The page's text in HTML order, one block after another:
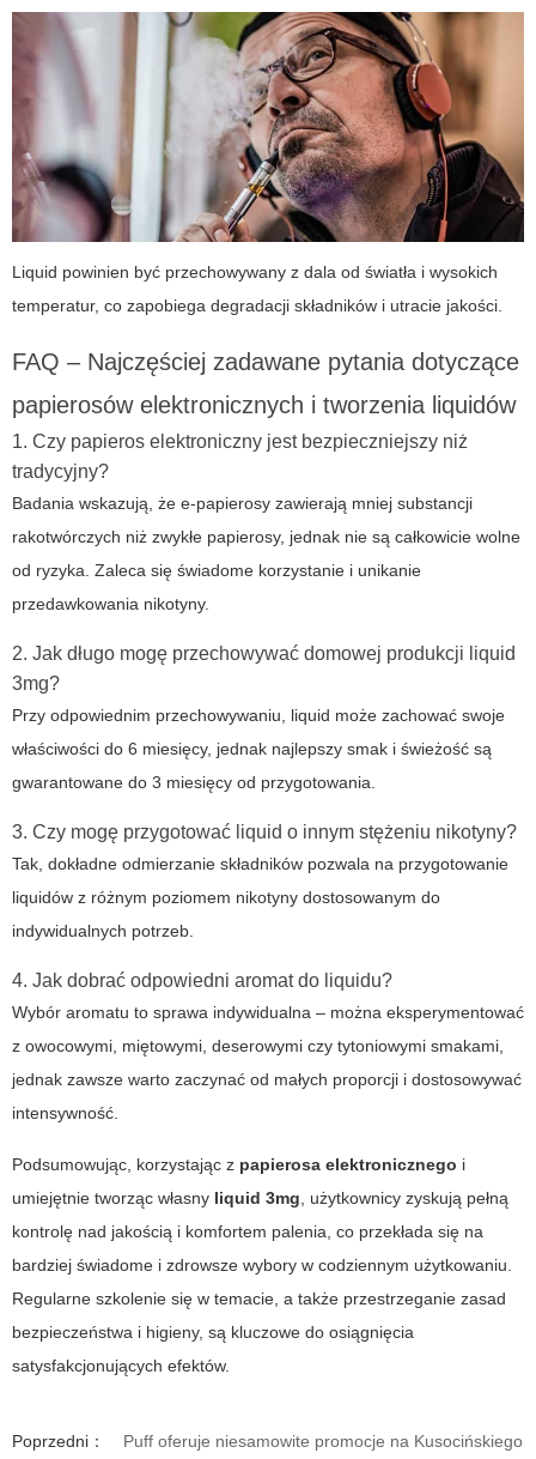
Liquid powinien być przechowywany z dala od światła i wysokich
temperatur, co zapobiega degradacji składników i utracie jakości.
FAQ – Najczęściej zadawane pytania dotyczące
papierosów elektronicznych i tworzenia liquidów
1. Czy papieros elektroniczny jest bezpieczniejszy niż
tradycyjny?
Badania wskazują, że e-papierosy zawierają mniej substancji
rakotwórczych niż zwykłe papierosy, jednak nie są całkowicie wolne
od ryzyka. Zaleca się świadome korzystanie i unikanie
przedawkowania nikotyny.
2. Jak długo mogę przechowywać domowej produkcji liquid
3mg?
Przy odpowiednim przechowywaniu, liquid może zachować swoje
właściwości do 6 miesięcy, jednak najlepszy smak i świeżość są
gwarantowane do 3 miesięcy od przygotowania.
3. Czy mogę przygotować liquid o innym stężeniu nikotyny?
Tak, dokładne odmierzanie składników pozwala na przygotowanie
liquidów z różnym poziomem nikotyny dostosowanym do
indywidualnych potrzeb.
4. Jak dobrać odpowiedni aromat do liquidu?
Wybór aromatu to sprawa indywidualna – można eksperymentować
z owocowymi, miętowymi, deserowymi czy tytoniowymi smakami,
jednak zawsze warto zaczynać od małych proporcji i dostosowywać
intensywność.
Podsumowując, korzystając z papierosa elektronicznego i
umiejętnie tworząc własny liquid 3mg, użytkownicy zyskują pełną
kontrolę nad jakością i komfortem palenia, co przekłada się na
bardziej świadome i zdrowsze wybory w codziennym użytkowaniu.
Regularne szkolenie się w temacie, a także przestrzeganie zasad
bezpieczeństwa i higieny, są kluczowe do osiągnięcia
satysfakcjonujących efektów.
Poprzedni： Puff oferuje niesamowite promocje na Kusocińskiego